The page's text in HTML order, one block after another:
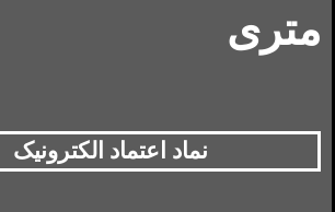
نماد اعتماد الکترونیک